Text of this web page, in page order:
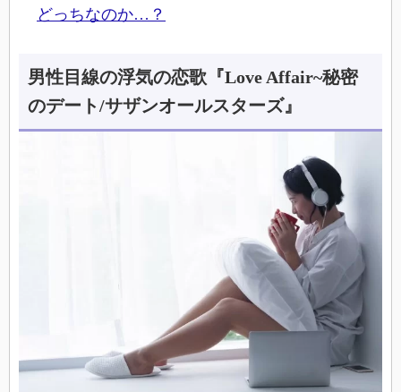
どっちなのか…？
男性目線の浮気の恋歌『Love Affair~秘密
のデート/サザンオールスターズ』